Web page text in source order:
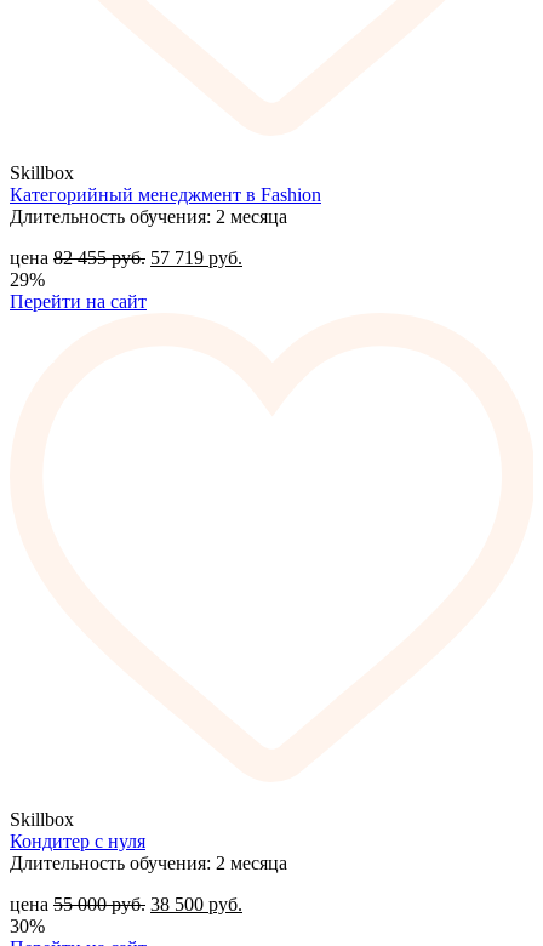
Skillbox
Категорийный менеджмент в Fashion
Длительность обучения: 2 месяца
цена 82 455руб. 57 719 руб.
29%
Перейти на сайт
Skillbox
Кондитер с нуля
Длительность обучения: 2 месяца
цена 55 000руб. 38 500 руб.
30%